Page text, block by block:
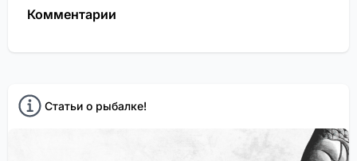
Комментарии
Статьи о рыбалке!